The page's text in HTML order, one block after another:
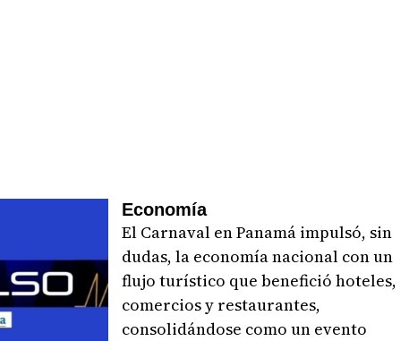
Economía
El Carnaval en Panamá impulsó, sin
dudas, la economía nacional con un
flujo turístico que benefició hoteles,
comercios y restaurantes,
consolidándose como un evento